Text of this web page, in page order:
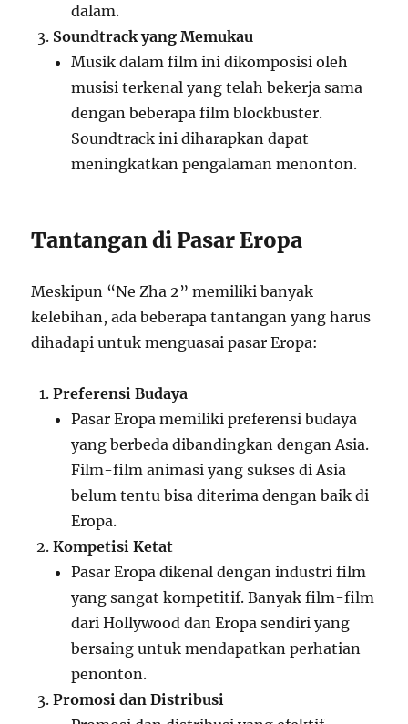
dalam.
Soundtrack yang Memukau
Musik dalam film ini dikomposisi oleh
musisi terkenal yang telah bekerja sama
dengan beberapa film blockbuster.
Soundtrack ini diharapkan dapat
meningkatkan pengalaman menonton.
Tantangan di Pasar Eropa
Meskipun “Ne Zha 2” memiliki banyak
kelebihan, ada beberapa tantangan yang harus
dihadapi untuk menguasai pasar Eropa:
Preferensi Budaya
Pasar Eropa memiliki preferensi budaya
yang berbeda dibandingkan dengan Asia.
Film-film animasi yang sukses di Asia
belum tentu bisa diterima dengan baik di
Eropa.
Kompetisi Ketat
Pasar Eropa dikenal dengan industri film
yang sangat kompetitif. Banyak film-film
dari Hollywood dan Eropa sendiri yang
bersaing untuk mendapatkan perhatian
penonton.
Promosi dan Distribusi